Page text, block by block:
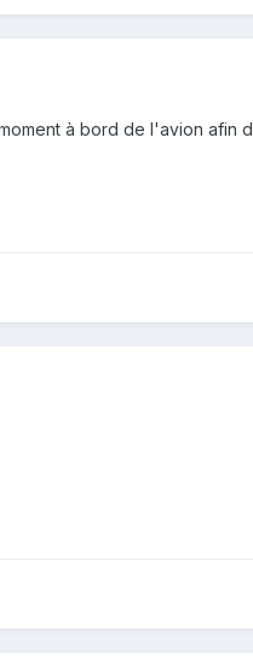
à bord de l'avion afin